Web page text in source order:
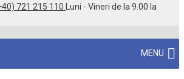
721 215 110
Luni - Vineri de la 9.00 la
MENU